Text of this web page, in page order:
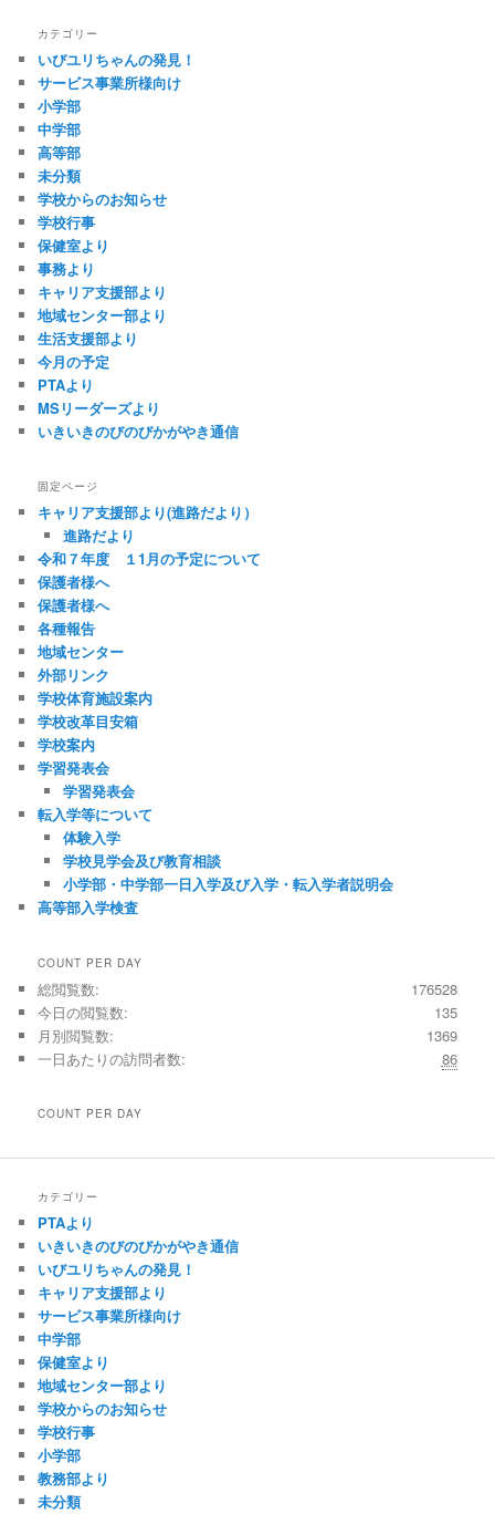
カテゴリー
いびユリちゃんの発見！
サービス事業所様向け
小学部
中学部
高等部
未分類
学校からのお知らせ
学校行事
保健室より
事務より
キャリア支援部より
地域センター部より
生活支援部より
今月の予定
PTAより
MSリーダーズより
いきいきのびのびかがやき通信
固定ページ
キャリア支援部より(進路だより）
進路だより
令和７年度 １1月の予定について
保護者様へ
保護者様へ
各種報告
地域センター
外部リンク
学校体育施設案内
学校改革目安箱
学校案内
学習発表会
学習発表会
転入学等について
体験入学
学校見学会及び教育相談
小学部・中学部一日入学及び入学・転入学者説明会
高等部入学検査
COUNT PER DAY
176528
総閲覧数:
135
今日の閲覧数:
1369
月別閲覧数:
86
一日あたりの訪問者数:
COUNT PER DAY
カテゴリー
PTAより
いきいきのびのびかがやき通信
いびユリちゃんの発見！
キャリア支援部より
サービス事業所様向け
中学部
保健室より
地域センター部より
学校からのお知らせ
学校行事
小学部
教務部より
未分類